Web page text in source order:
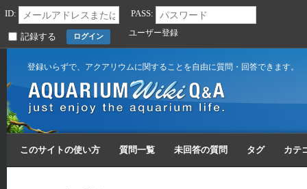
ID: PASS:
記録する ユーザー登録
登録いらずで、アクアリウムに関することを自由に質問・回答できます。
このサイトの使い方 質問一覧 未回答の質問 タグ カテ